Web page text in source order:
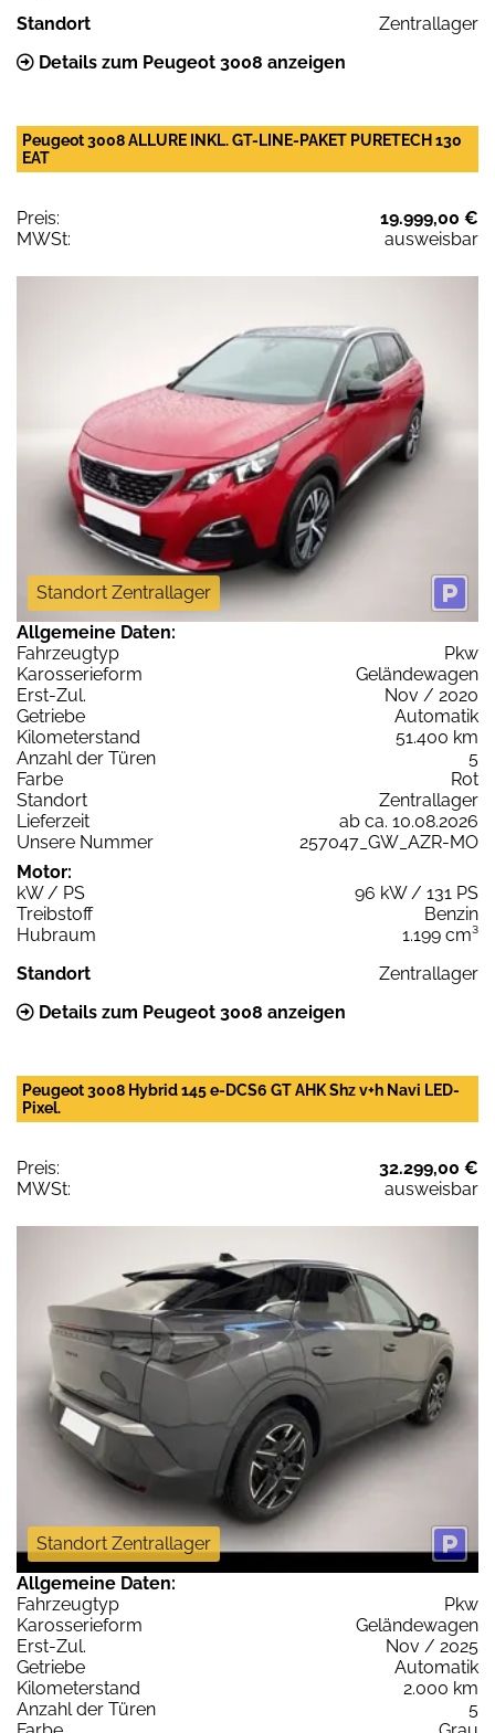
Standort
Zentrallager
Details zum Peugeot 3008 anzeigen
Peugeot 3008 ALLURE INKL. GT-LINE-PAKET PURETECH 130
EAT
Preis:
19.999,00 €
MWSt:
ausweisbar
Standort Zentrallager
Allgemeine Daten:
Fahrzeugtyp
Pkw
Karosserieform
Geländewagen
Erst-Zul.
Nov / 2020
Getriebe
Automatik
Kilometerstand
51.400 km
Anzahl der Türen
5
Farbe
Rot
Standort
Zentrallager
Lieferzeit
ab ca. 10.08.2026
Unsere Nummer
257047_GW_AZR-MO
Motor:
kW / PS
96 kW / 131 PS
Treibstoff
Benzin
Hubraum
1.199 cm³
Standort
Zentrallager
Details zum Peugeot 3008 anzeigen
Peugeot 3008 Hybrid 145 e-DCS6 GT AHK Shz v+h Navi LED-
Pixel.
Preis:
32.299,00 €
MWSt:
ausweisbar
Standort Zentrallager
Allgemeine Daten:
Fahrzeugtyp
Pkw
Karosserieform
Geländewagen
Erst-Zul.
Nov / 2025
Getriebe
Automatik
Kilometerstand
2.000 km
Anzahl der Türen
5